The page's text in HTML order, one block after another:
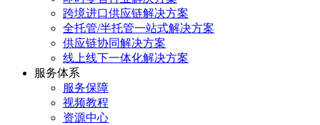
跨境进口供应链解决方案
全托管/半托管一站式解决方案
供应链协同解决方案
线上线下一体化解决方案
服务体系
服务保障
视频教程
资源中心